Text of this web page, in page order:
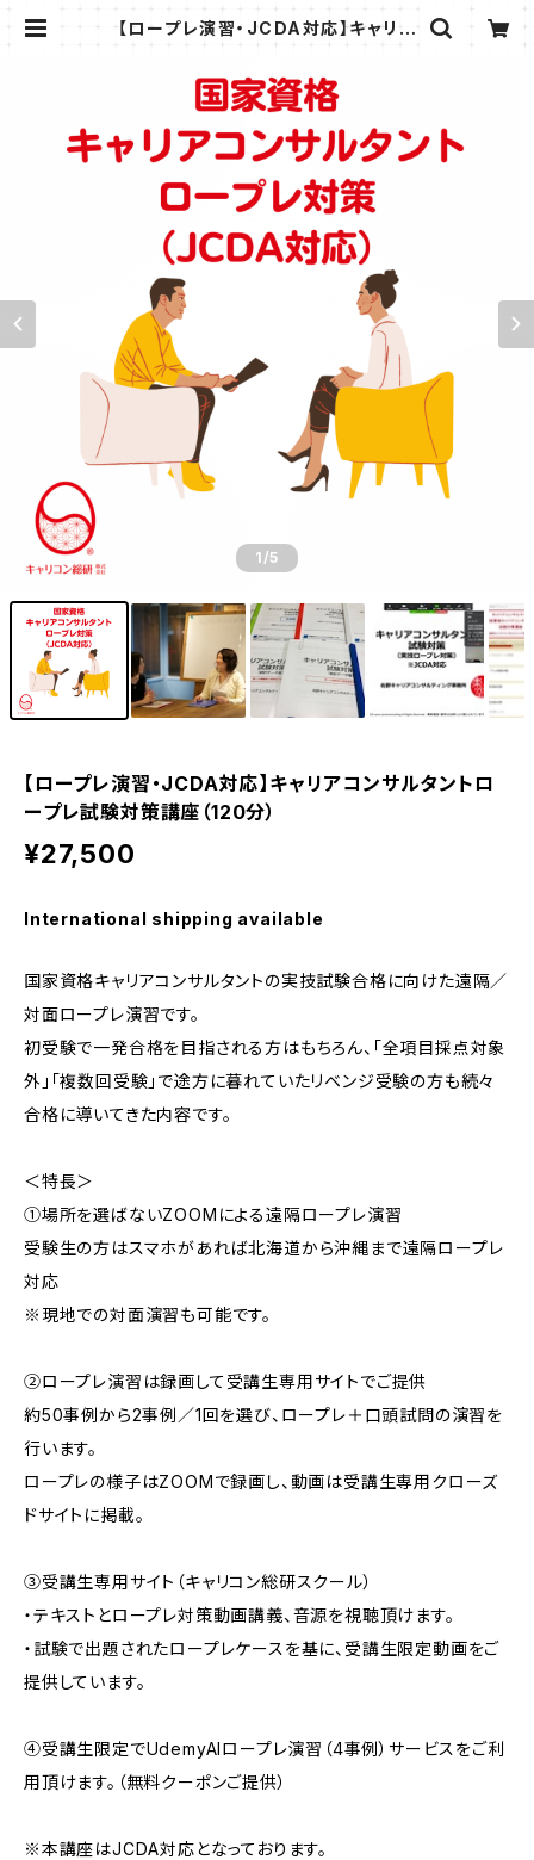
【ロープレ演習・JCDA対応】キャリア
総研株式会社
1/5
【ロープレ演習・JCDA対応】キャリアコンサルタントロ
ープレ試験対策講座（120分）
¥27,500
International shipping available
国家資格キャリアコンサルタントの実技試験合格に向けた遠隔／
対面ロープレ演習です。
初受験で一発合格を目指される方はもちろん、「全項目採点対象
外」「複数回受験」で途方に暮れていたリベンジ受験の方も続々
合格に導いてきた内容です。
＜特長＞
①場所を選ばないZOOMによる遠隔ロープレ演習
受験生の方はスマホがあれば北海道から沖縄まで遠隔ロープレ
対応
※現地での対面演習も可能です。
②ロープレ演習は録画して受講生専用サイトでご提供
約50事例から2事例／1回を選び、ロープレ＋口頭試問の演習を
行います。
ロープレの様子はZOOMで録画し、動画は受講生専用クローズ
ドサイトに掲載。
③受講生専用サイト（キャリコン総研スクール）
・テキストとロープレ対策動画講義、音源を視聴頂けます。
・試験で出題されたロープレケースを基に、受講生限定動画をご
提供しています。
④受講生限定でUdemyAIロープレ演習（4事例）サービスをご利
用頂けます。（無料クーポンご提供）
※本講座はJCDA対応となっております。